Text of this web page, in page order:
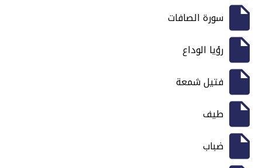
سورة الصافات
رؤيا الوداع
فتيل شمعة
طيف
ضباب